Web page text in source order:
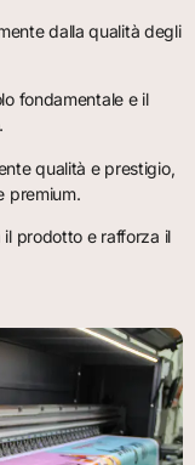
dalla qualità degli
fondamentale e il
qualità e prestigio,
premium.
prodotto e rafforza il